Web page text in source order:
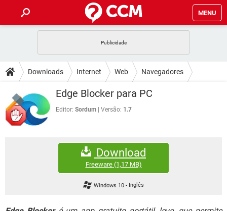
MENU
CELULAR FACEBOOK
OUTLOOK EXCEL
INSTAGRAM GMAIL
GUIA DE COMPRAS
DICAS
JOGOS WHATSAPP
CELULAR
OUTLOOK
JOGOS WHATSAPP
CELULAR
EXCEL
GMAIL
FÓRUM
FACEBOOK
EXCEL
GMAIL
WHATSAPP
Downloads Internet Web Navegadores
Edge Blocker para PC
Editor: Sordum Versão: 1.7
Download
Freeware(1,17 MB)
Windows 10 - Inglês